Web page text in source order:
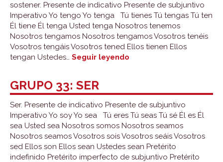
sostener. Presente de indicativo Presente de subjuntivo
Imperativo Yo tengo Yo tenga Tú tienes Tú tengas Tú ten
Él tiene Él tenga Usted tenga Nosotros tenemos
Nosotros tengamos Nosotros tengamos Vosotros tenéis
Vosotros tengáis Vosotros tened Ellos tienen Ellos
tengan Ustedes… Seguir leyendo
GRUPO 33: SER
Ser. Presente de indicativo Presente de subjuntivo
Imperativo Yo soy Yo sea Tú eres Tú seas Tú sé Él es Él
sea Usted sea Nosotros somos Nosotros seamos
Nosotros seamos Vosotros sois Vosotros seáis Vosotros
sed Ellos son Ellos sean Ustedes sean Pretérito
indefinido Pretérito imperfecto de subjuntivo Pretérito